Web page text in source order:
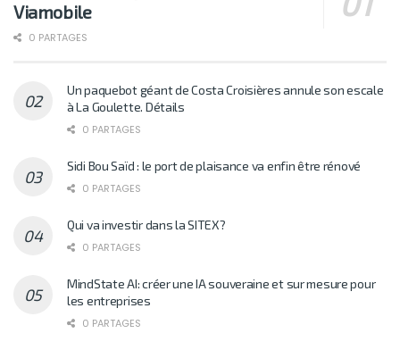
Viamobile
0 PARTAGES
Un paquebot géant de Costa Croisières annule son escale
à La Goulette. Détails
0 PARTAGES
Sidi Bou Saïd : le port de plaisance va enfin être rénové
0 PARTAGES
Qui va investir dans la SITEX?
0 PARTAGES
MindState AI: créer une IA souveraine et sur mesure pour
les entreprises
0 PARTAGES